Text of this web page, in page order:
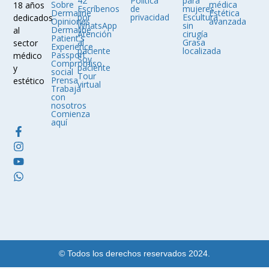
18 años
dedicados
al
sector
médico
y
estético
médica
Estética
avanzada
mujeres
Escultura
sin
cirugía
Grasa
localizada
de
privacidad
Escríbenos
por
WhatsApp
Atención
al
paciente
Soy
paciente
Tour
virtual
Sobre
Dermaline
Opiniones
Dermaline
Patient's
Experience
Passport
Compromiso
social
Prensa
Trabaja
con
nosotros
Comienza
aquí
© Todos los derechos reservados 2024.